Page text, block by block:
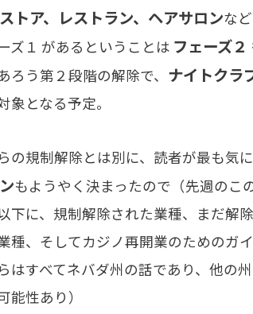
トア、レストラン、ヘアサロンな
ズ１ があるということは フェーズ２
ろう第２段階の解除で、 ナイトクラ
象となる予定。
の規制解除とは別に、読者が最も気
もようやく決まったので（先週のこ
下に、規制解除された業種、まだ解
種、そしてカジノ再開業のためのガ
らはすべてネバダ州の話であり、他の
能性あり）